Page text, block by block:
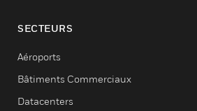
SECTEURS
Aéroports
Bâtiments Commerciaux
Datacenters